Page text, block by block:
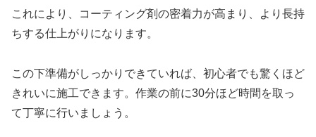
これにより、コーティング剤の密着力が高まり、より長持
ちする仕上がりになります。
この下準備がしっかりできていれば、初心者でも驚くほど
きれいに施工できます。作業の前に30分ほど時間を取っ
て丁寧に行いましょう。